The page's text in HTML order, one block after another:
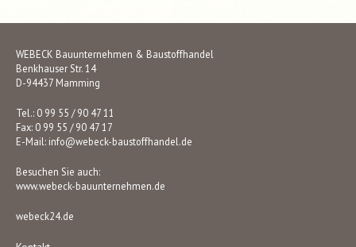
WEBECK Bauunternehmen & Baustoffhandel
Benkhauser Str. 14
D-94437 Mamming
Tel.: 0 99 55 / 90 47 11
Fax: 0 99 55 / 90 47 17
E-Mail: info@webeck-baustoffhandel.de
Besuchen Sie auch:
www.webeck-bauunternehmen.de
webeck24.de